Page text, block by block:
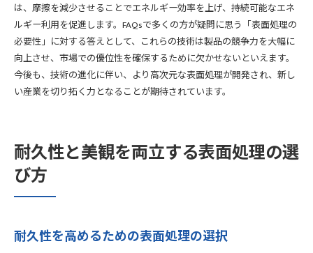
は、摩擦を減少させることでエネルギー効率を上げ、持続可能なエネ
ルギー利用を促進します。FAQsで多くの方が疑問に思う「表面処理の
必要性」に対する答えとして、これらの技術は製品の競争力を大幅に
向上させ、市場での優位性を確保するために欠かせないといえます。
今後も、技術の進化に伴い、より高次元な表面処理が開発され、新し
い産業を切り拓く力となることが期待されています。
耐久性と美観を両立する表面処理の選
び方
耐久性を高めるための表面処理の選択